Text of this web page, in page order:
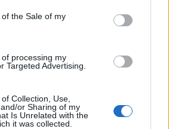
the Sale of my
processing my
Targeted Advertising.
Collection, Use,
or Sharing of my
Is Unrelated with the
it was collected.